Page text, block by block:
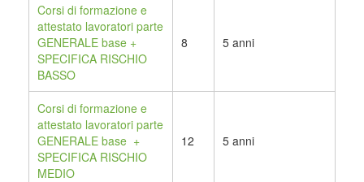
Corsi di formazione e
attestato lavoratori parte
GENERALE base +
SPECIFICA RISCHIO
BASSO
8 5 anni
Corsi di formazione e
attestato lavoratori parte
GENERALE base +
SPECIFICA RISCHIO
MEDIO
12 5 anni